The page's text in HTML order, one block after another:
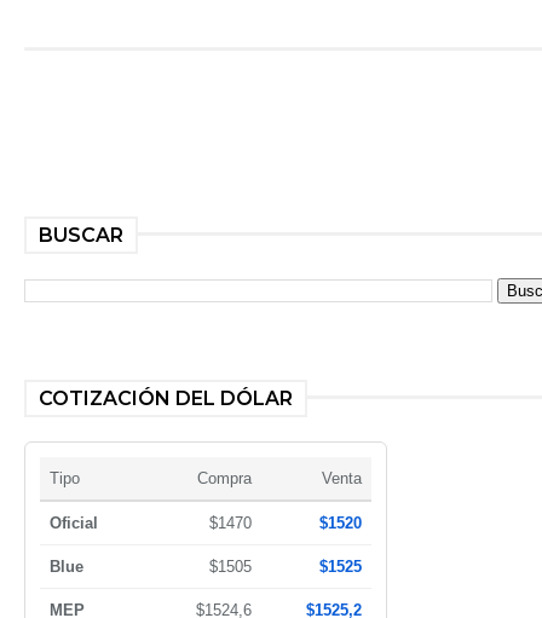
BUSCAR
COTIZACIÓN DEL DÓLAR
Tipo Compra Venta
Oficial $1470 $1520
Blue $1505 $1525
MEP $1524,6 $1525,2